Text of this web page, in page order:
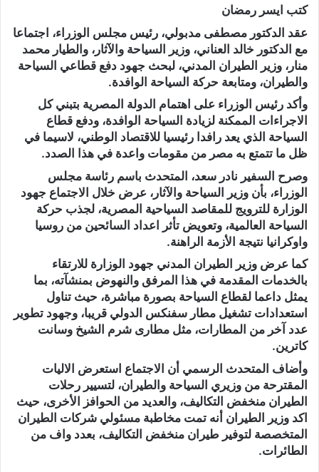
كتب ايسر رمضان
عقد الدكتور مصطفى مدبولي، رئيس مجلس الوزراء، اجتماعا
مع الدكتور خالد العناني، وزير السياحة والآثار، والطيار محمد
منار، وزير الطيران المدني، لبحث جهود دفع قطاعي السياحة
والطيران، ومتابعة حركة السياحة الوافدة.
وأكد رئيس الوزراء على اهتمام الدولة المصرية بتبني كل
الاجراءات الممكنة لزيادة السياحة الوافدة، ودفع قطاع
السياحة الذي يعد رافدا رئيسيا للاقتصاد الوطني، لاسيما في
ظل ما تتمتع به مصر من مقومات واعدة في هذا الصدد.
وصرح السفير نادر سعد، المتحدث باسم رئاسة مجلس
الوزراء، بأن وزير السياحة والآثار، عرض خلال الاجتماع جهود
الوزارة للترويج للمقاصد السياحية المصرية، لجذب حركة
السياحة العالمية، وتعويض تأثر اعداد السائحين من روسيا
واوكرانيا نتيجة الأزمة الراهنة.
كما عرض وزير الطيران المدني جهود الوزارة للارتقاء
بالخدمات المقدمة في هذا المرفق والنهوض بمنشآته، بما
يمثل داعما لقطاع السياحة بصورة مباشرة، حيث تناول
استعدادات تشغيل مطار سفنكس الدولي قريبا، وجهود تطوير
عدد آخر من المطارات، مثل مطارى شرم الشيخ وسانت
كاترين.
وأضاف المتحدث الرسمي أن الاجتماع استعرض الاليات
المقترحة من وزيري السياحة والطيران، لتسيير رحلات
الطيران منخفض التكاليف، والعديد من الحوافز الأخرى، حيث
اكد وزير الطيران أنه تمت مخاطبة مسئولي شركات الطيران
المتخصصة لتوفير طيران منخفض التكاليف، بعدد واف من
الطائرات.